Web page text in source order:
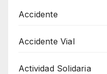
Accidente
Accidente Vial
Actividad Solidaria